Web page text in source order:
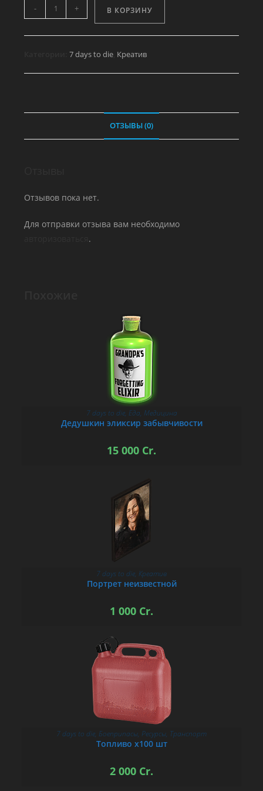
Количество
товара
Веревка
- + В КОРЗИНУ
Категории:7 days to die Креатив
ОТЗЫВЫ (0)
Отзывов пока нет.
Для отправки отзыва вам необходимо
.
В КОРЗИНУ
7 days to die, Еда, Медицина
Дедушкин эликсир забывчивости
15 000 Cr.
В КОРЗИНУ
7 days to die, Креатив
Портрет неизвестной
1 000 Cr.
В КОРЗИНУ
7 days to die, Боеприпасы, Ресурсы, Транспорт
Топливо х100 шт
2 000 Cr.